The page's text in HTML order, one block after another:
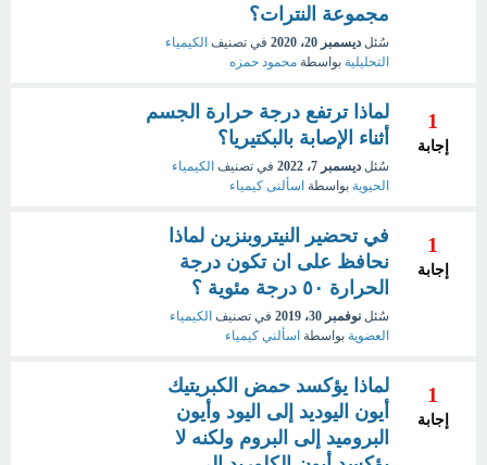
مجموعة النترات؟
سُئل ديسمبر 20، 2020 في تصنيف الكيمياء
التحليلية بواسطة محمود حمزه
1
إجابة
لماذا ترتفع درجة حرارة الجسم
أثناء الإصابة بالبكتيريا؟
سُئل ديسمبر 7، 2022 في تصنيف الكيمياء
الحيوية بواسطة اسألنى كيمياء
1
إجابة
في تحضير النيتروبنزين لماذا
نحافظ على ان تكون درجة
الحرارة ٥٠ درجة مئوية ؟
سُئل نوفمبر 30، 2019 في تصنيف الكيمياء
العضوية بواسطة اسألني كيمياء
1
إجابة
لماذا يؤكسد حمض الكبريتيك
أيون اليوديد إلى اليود وأيون
البروميد إلى البروم ولكنه لا